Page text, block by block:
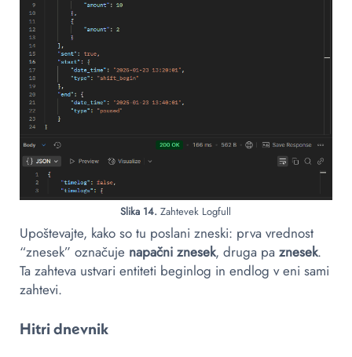
Slika 14. Zahtevek Logfull
Upoštevajte, kako so tu poslani zneski: prva vrednost
“znesek” označuje napačni znesek, druga pa znesek.
Ta zahteva ustvari entiteti beginlog in endlog v eni sami
zahtevi.
Hitri dnevnik